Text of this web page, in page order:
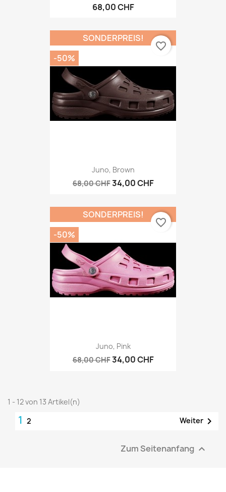
68,00 CHF
Juno, Brown
68,00 CHF34,00 CHF
SONDERPREIS!
-50%
favorite_border
Juno, Pink
68,00 CHF34,00 CHF
SONDERPREIS!
-50%
favorite_border
1 - 12 von 13 Artikel(n)
1 2 Weiter 
Zum Seitenanfang 